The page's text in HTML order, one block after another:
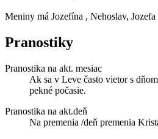
Meniny má Jozefína , Nehoslav, Jozefa
Pranostiky
Pranostika na akt. mesiac
Ak sa v Leve často vietor s
pekné počasie.
Pranostika na akt.deň
Na premenia /deň premenia